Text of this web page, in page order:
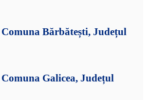
Bărbătești, Județul
Galicea, Județul